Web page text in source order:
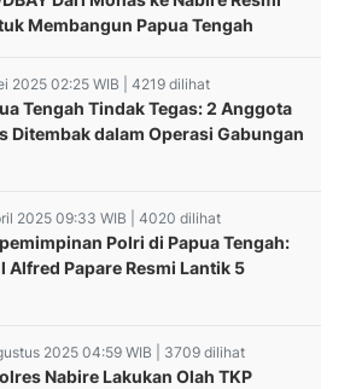
Membangun Papua Tengah
2025 02:25 WIB | 4219 dilihat
Tengah Tindak Tegas: 2 Anggota
Ditembak dalam Operasi Gabungan
2025 09:33 WIB | 4020 dilihat
Polri di Papua Tengah:
Alfred Papare Resmi Lantik 5
2025 04:59 WIB | 3709 dilihat
Nabire Lakukan Olah TKP